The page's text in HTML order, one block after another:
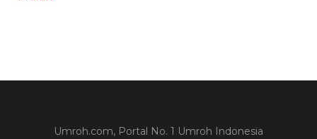
Umroh.com, Portal No. 1 Umroh Indonesia